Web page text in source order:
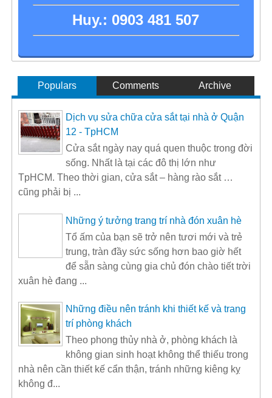
Huy.: 0903 481 507
Populars Comments Archive
Dịch vụ sửa chữa cửa sắt tại nhà ở Quận
12 - TpHCM
Cửa sắt ngày nay quá quen thuộc trong đời
sống. Nhất là tại các đô thị lớn như
TpHCM. Theo thời gian, cửa sắt – hàng rào sắt …
cũng phải bị ...
Những ý tưởng trang trí nhà đón xuân hè
Tổ ấm của bạn sẽ trở nên tươi mới và trẻ
trung, tràn đầy sức sống hơn bao giờ hết
để sẵn sàng cùng gia chủ đón chào tiết trời
xuân hè đang ...
Những điều nên tránh khi thiết kế và trang
trí phòng khách
Theo phong thủy nhà ở, phòng khách là
không gian sinh hoạt không thể thiếu trong
nhà nên cần thiết kế cẩn thận, tránh những kiêng kỵ
không đ...